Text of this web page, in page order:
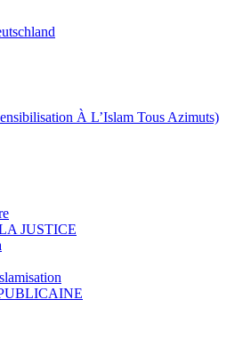
À L’Islam Tous Azimuts)
JUSTICE